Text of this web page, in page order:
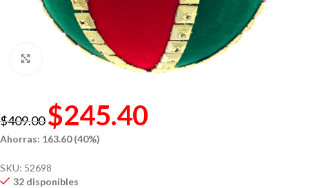
Click to enlarge
$409.00 $245.40
Ahorras: 163.60 (40%)
SKU: 52698
32 disponibles